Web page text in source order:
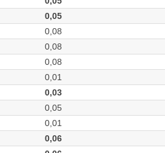
0,05
0,08
0,08
0,08
0,01
0,03
0,05
0,01
0,06